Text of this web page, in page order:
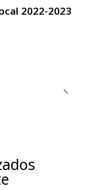
2022-2023